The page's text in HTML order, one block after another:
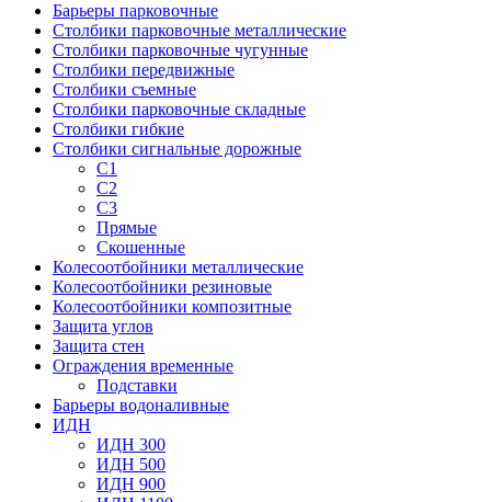
Барьеры парковочные
Столбики парковочные металлические
Столбики парковочные чугунные
Столбики передвижные
Столбики съемные
Столбики парковочные складные
Столбики гибкие
Столбики сигнальные дорожные
С1
С2
С3
Прямые
Скошенные
Колесоотбойники металлические
Колесоотбойники резиновые
Колесоотбойники композитные
Защита углов
Защита стен
Ограждения временные
Подставки
Барьеры водоналивные
ИДН
ИДН 300
ИДН 500
ИДН 900